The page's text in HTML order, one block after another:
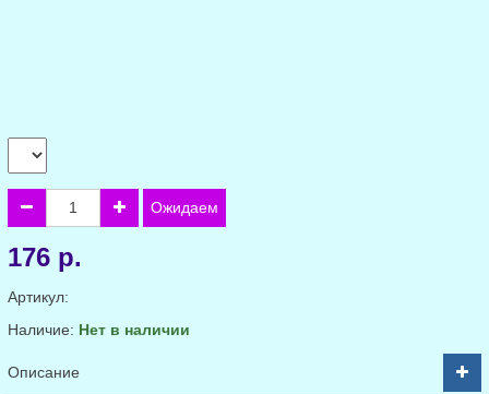
Ожидаем
176 р.
Артикул:
Наличие: Нет в наличии
Описание